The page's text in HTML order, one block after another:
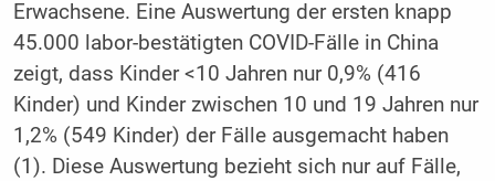
Erwachsene. Eine Auswertung der ersten knapp
45.000 labor-bestätigten COVID-Fälle in China
zeigt, dass Kinder <10 Jahren nur 0,9% (416
Kinder) und Kinder zwischen 10 und 19 Jahren nur
1,2% (549 Kinder) der Fälle ausgemacht haben
(1). Diese Auswertung bezieht sich nur auf Fälle,